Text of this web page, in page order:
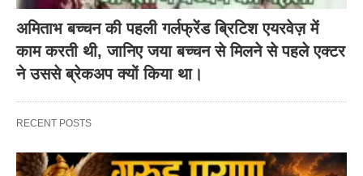
अमिताभ बच्चन की पहली गर्लफ्रेंड ब्रिटिश एयरवेज़ में
काम करती थी, जानिए जया बच्चन से मिलने से पहले एक्टर
ने उससे ब्रेकअप क्यों किया था।
RECENT POSTS